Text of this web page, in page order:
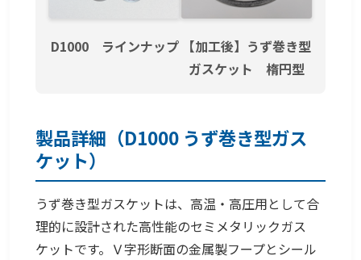
D1000 ラインナップ
【加工後】うず巻き型
ガスケット 楕円型
製品詳細（D1000 うず巻き型ガス
ケット）
うず巻き型ガスケットは、高温・高圧用として合
理的に設計された高性能のセミメタリックガス
ケットです。Ｖ字形断面の金属製フープとシール